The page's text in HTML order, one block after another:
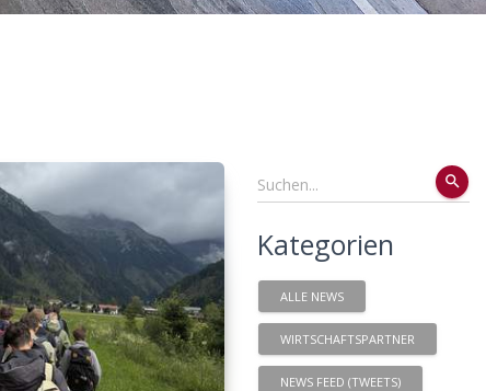
search
Kategorien
ALLE NEWS
WIRTSCHAFTSPARTNER
NEWS FEED (TWEETS)